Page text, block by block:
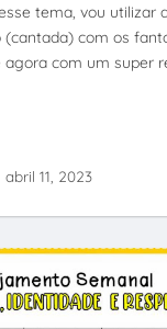
tema, vou utilizar
(cantada) com os
agora com um super
abril 11, 2023